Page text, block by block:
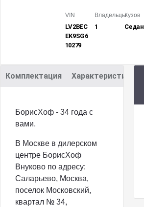
VIN
LV2BEC
EK9SG6
10279
Владельцы
1
Кузов
Седан
Комплектация Характеристики
БорисХоф - 34 года с
вами.
В Москве в дилерском
центре БорисХоф
Внуково по адресу:
Саларьево, Москва,
поселок Московский,
квартал № 34,